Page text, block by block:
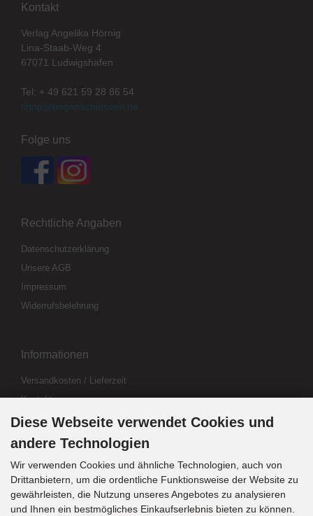
Kontakt
Verlag Angelika Hörnig
Lina-Staab-Weg 4
67071 Ludwigshafen
Tel: + 49 621 59 28 86 54
shop@bogenschiessen.de
Folge uns
Rechtliche Angaben
Datenschutzerklärung
Unsere AGB
Impressum
Widerrufsbelehrung
Informationen
Versandkosten / Lieferzeit
Kontakt
Abo kündigen
Widerrufsformular
Zahlung & Versand
Diese Webseite verwendet Cookies und
andere Technologien
Wir verwenden Cookies und ähnliche Technologien, auch von
Drittanbietern, um die ordentliche Funktionsweise der Website zu
gewährleisten, die Nutzung unseres Angebotes zu analysieren
und Ihnen ein bestmögliches Einkaufserlebnis bieten zu können.